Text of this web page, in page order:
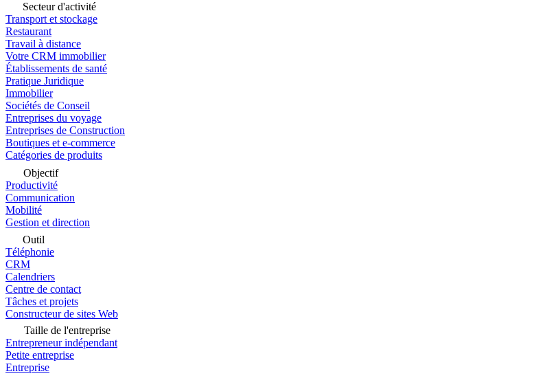
Secteur d'activité
Transport et stockage
Restaurant
Travail à distance
Votre CRM immobilier
Établissements de santé
Pratique Juridique
Immobilier
Sociétés de Conseil
Entreprises du voyage
Entreprises de Construction
Boutiques et e-commerce
Catégories de produits
Objectif
Productivité
Communication
Mobilité
Gestion et direction
Outil
Téléphonie
CRM
Calendriers
Centre de contact
Tâches et projets
Constructeur de sites Web
Taille de l'entreprise
Entrepreneur indépendant
Petite entreprise
Entreprise